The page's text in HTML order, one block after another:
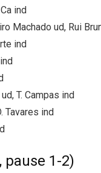
ind
Machado ud, Rui
ind
T. Campas ind
Tavares ind
pause 1-2)